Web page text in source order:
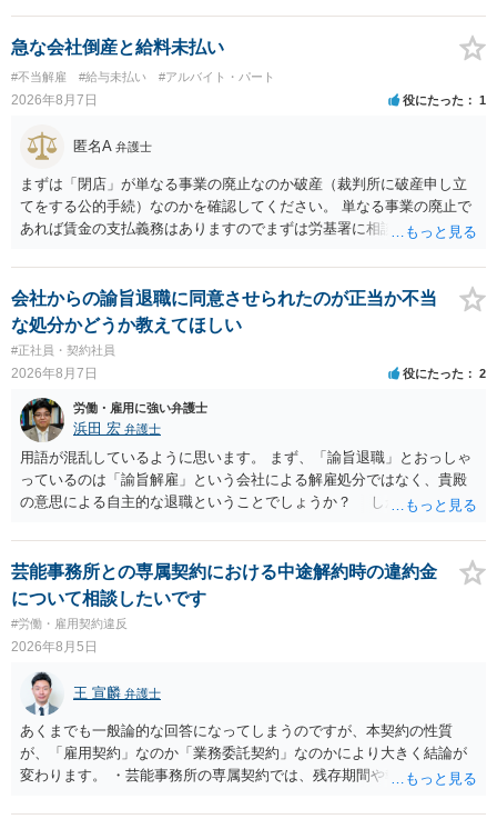
の確保の他に何か企業側にメリットがあるのでしょうか？ →企業側の
メリットは分かりかねますが、ご質問者様が業務を受託する側のお立
場であれば、自動更新で契約が延長されると、企業側は報酬を支払う
義務を負うことになるので（ご質問者様も業務を提供する義務を負
う）、放置をすることは望ましい状態ではないと思料いたします。
急な会社倒産と給料未払い
#不当解雇 #給与未払い #アルバイト・パート
2026年8月7日 役にたった 1
匿名A 弁護士
まずは「閉店」が単なる事業の廃止なのか破産（裁判所に破産申し立
てをする公的手続）なのかを確認してください。 単なる事業の廃止で
あれば賃金の支払義務はありますのでまずは労基署に相談してくださ
しいかもしれませんが）賃金などの労働債権は他の債務より優先して
支払われます。ただし支払までにかなり時間がかかるでしょう。 さら
に、「独立行政法人労働者健康安全機構 」という公的機関が未払賃金
の立替事業を行っています。詳しくは、同機構の＜未払賃金立替払相
談コーナー＞ TEL 044-431-8663 相談時間：土日祝日を除く9:15～1
7:00 に相談してみてください。同じように未払となった他の従業員の
方がいれば一緒に相談してみるといいでしょう。
会社からの諭旨退職に同意させられたのが正当か不当
な処分かどうか教えてほしい
#正社員・契約社員
2026年8月7日 役にたった 2
労働・雇用に強い弁護士
浜田 宏 弁護士
用語が混乱しているように思います。 まず、「諭旨退職」とおっしゃ
っているのは「諭旨解雇」という会社による解雇処分ではなく、貴殿
の意思による自主的な退職ということでしょうか？ しかし、記載さ
す。 その場合、解雇には客観的で合理的な理由が必要であり、かつ
解雇という処分が社会通念上相当と認められない限り、解雇は無効で
す。 結局、貴殿のネット炎上の内容や原因、勤務先に与えた影響な
どを具体的に検討しなければ、何とも申し上げることができません。
また、育児休業法関係の問題もあるかもしれません。 ある程度労働
法に関する専門的な知識が必要な事案ですので、一度、お近くの弁護
士にご相談下さい。
芸能事務所との専属契約における中途解約時の違約金
について相談したいです
#労働・雇用契約違反
2026年8月5日
王 宣麟 弁護士
あくまでも一般論的な回答になってしまうのですが、本契約の性質
が、「雇用契約」なのか「業務委託契約」なのかにより大きく結論が
変わります。 ・芸能事務所の専属契約では、残存期間や報酬額、投下
務上よくあるからといって当然に適法という意味ではなく、実際の損